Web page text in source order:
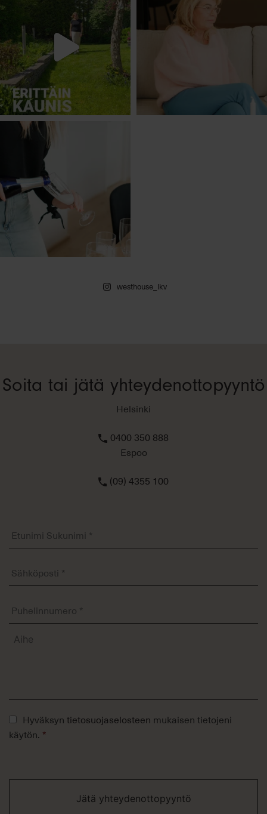
westhouse_lkv
Soita tai jätä yhteydenottopyyntö
Helsinki
0400 350 888
Espoo
(09) 4355 100
Sukunimi
*
*
*
Aihe
Tietosuojaseloste
*
Hyväksyn tietosuojaselosteen mukaisen tietojeni
käytön. *